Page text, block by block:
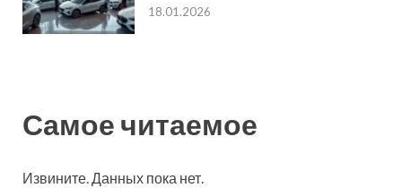
18.01.2026
Самое читаемое
Извините. Данных пока нет.